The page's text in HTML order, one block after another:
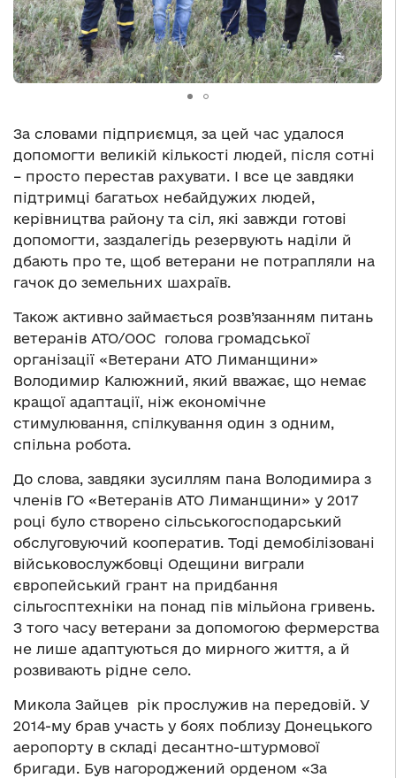
За словами підприємця, за цей час удалося
допомогти великій кількості людей, після сотні
– просто перестав рахувати. І все це завдяки
підтримці багатьох небайдужих людей,
керівництва району та сіл, які завжди готові
допомогти, заздалегідь резервують наділи й
дбають про те, щоб ветерани не потрапляли на
гачок до земельних шахраїв.
Також активно займається розв’язанням питань
ветеранів АТО/ООС голова громадської
організації «Ветерани АТО Лиманщини»
Володимир Калюжний, який вважає, що немає
кращої адаптації, ніж економічне
стимулювання, спілкування один з одним,
спільна робота.
До слова, завдяки зусиллям пана Володимира з
членів ГО «Ветеранів АТО Лиманщини» у 2017
році було створено сільськогосподарський
обслуговуючий кооператив. Тоді демобілізовані
військовослужбовці Одещини виграли
європейський грант на придбання
сільгосптехніки на понад пів мільйона гривень.
З того часу ветерани за допомогою фермерства
не лише адаптуються до мирного життя, а й
розвивають рідне село.
Микола Зайцев рік прослужив на передовій. У
2014-му брав участь у боях поблизу Донецького
аеропорту в складі десантно-штурмової
бригади. Був нагороджений орденом «За